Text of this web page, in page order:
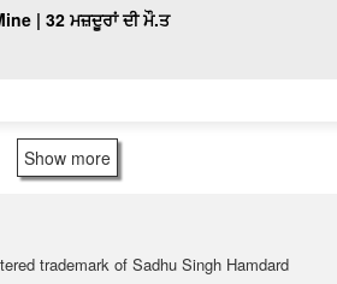
| 32 ਮਜ਼ਦੂਰਾਂ ਦੀ ਮੌ.ਤ
Show more
trademark of Sadhu Singh Hamdard